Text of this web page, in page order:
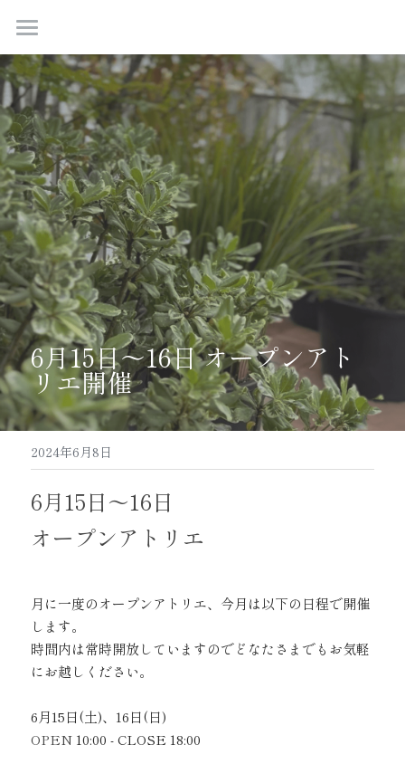
TOP
ABOUT
NEWS
WORKS
SHOP
ONLINESHOP
CONTACT
COMPANY
6月15日～16日 オープンアト
リエ開催
2024年6月8日
6月15日～16日
オープンアトリエ
月に一度のオープンアトリエ、今月は以下の日程で開催
します。
時間内は常時開放していますのでどなたさまでもお気軽
にお越しください。
6月15日(土)、16日(日)
OPEN 10:00 - CLOSE 18:00